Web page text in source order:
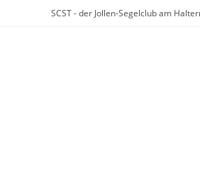
SCST - der Jollen-Segelclub am